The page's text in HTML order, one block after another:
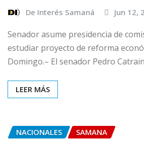
De Interés Samaná Jun 12,
Senador asume presidencia de
estudiar proyecto de reforma
Domingo.– El senador Pedro
LEER MÁS
NACIONALES SAMANA